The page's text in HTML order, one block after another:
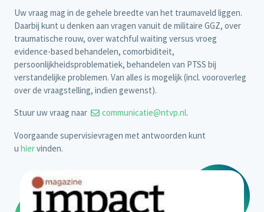
Uw vraag mag in de gehele breedte van het traumaveld liggen.
Daarbij kunt u denken aan vragen vanuit de militaire GGZ, over
traumatische rouw, over watchful waiting versus vroeg
evidence-based behandelen, comorbiditeit,
persoonlijkheidsproblematiek, behandelen van PTSS bij
verstandelijke problemen. Van alles is mogelijk (incl. vooroverleg
over de vraagstelling, indien gewenst).
Stuur uw vraag naar
communicatie@ntvp.nl.
Voorgaande supervisievragen met antwoorden kunt
u hiervinden.